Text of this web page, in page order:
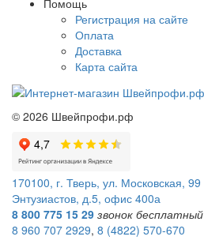
Помощь
Регистрация на сайте
Оплата
Доставка
Карта сайта
© 2026 Швейпрофи.рф
170100, г. Тверь, ул. Московская, 99
Энтузиастов, д.5, офис 400а
8 800 775 15 29 звонок бесплатный
8 960 707 2929, 8 (4822) 570-670